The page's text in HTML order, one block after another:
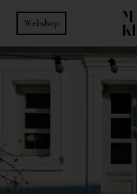
Webshop